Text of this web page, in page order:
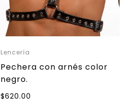
Lencería
Pechera con arnés color
negro.
$620.00